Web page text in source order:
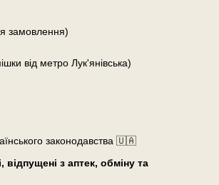
замовлення)
від метро Лук'янівська)
законодавства 🇺🇦
з аптек, обміну та